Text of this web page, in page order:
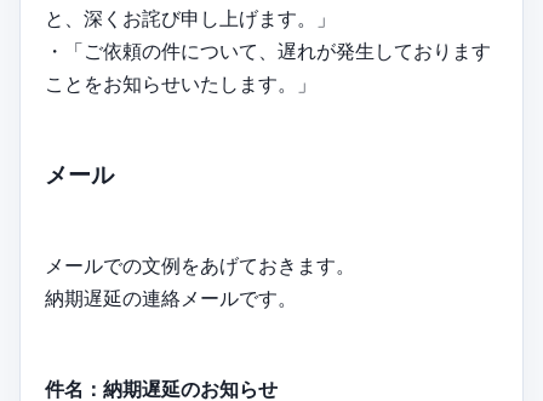
と、深くお詫び申し上げます。」
・「ご依頼の件について、遅れが発生しております
ことをお知らせいたします。」
メール
メールでの文例をあげておきます。
納期遅延の連絡メールです。
件名：納期遅延のお知らせ